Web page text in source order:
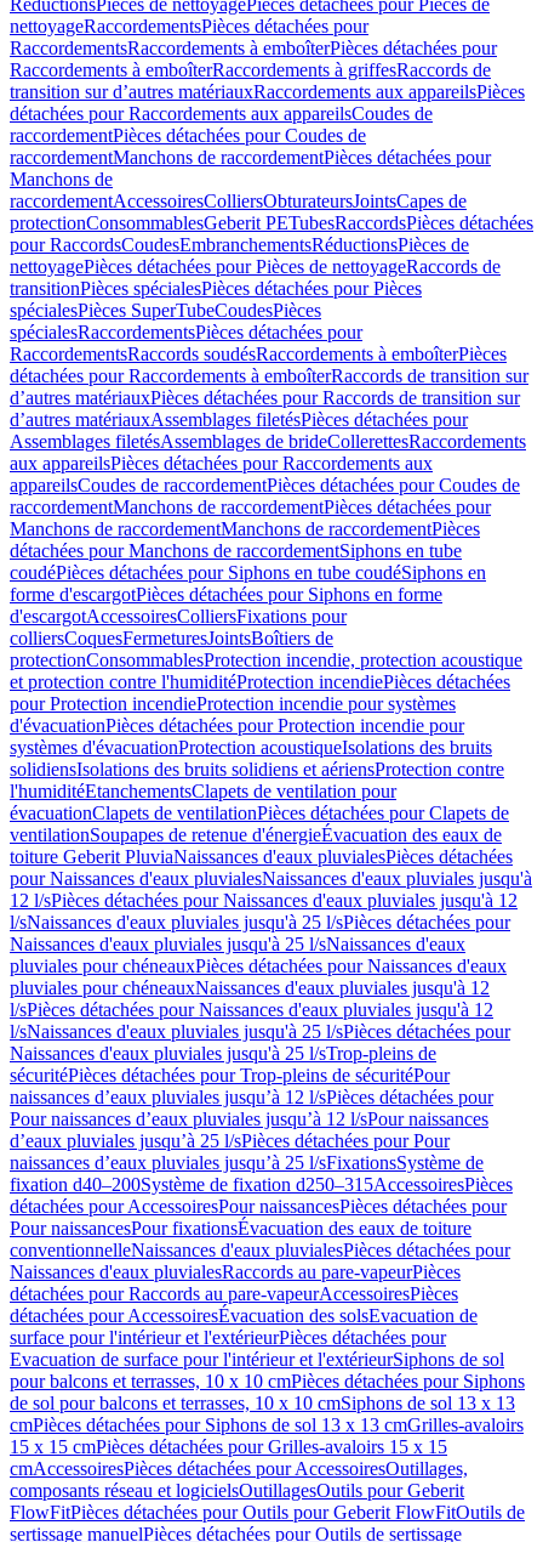
RéductionsPièces de nettoyagePièces détachées pour Pièces de
nettoyageRaccordementsPièces détachées pour
RaccordementsRaccordements à emboîterPièces détachées pour
Raccordements à emboîterRaccordements à griffesRaccords de
transition sur d’autres matériauxRaccordements aux appareilsPièces
détachées pour Raccordements aux appareilsCoudes de
raccordementPièces détachées pour Coudes de
raccordementManchons de raccordementPièces détachées pour
Manchons de
raccordementAccessoiresColliersObturateursJointsCapes de
protectionConsommablesGeberit PETubesRaccordsPièces détachées
pour RaccordsCoudesEmbranchementsRéductionsPièces de
nettoyagePièces détachées pour Pièces de nettoyageRaccords de
transitionPièces spécialesPièces détachées pour Pièces
spécialesPièces SuperTubeCoudesPièces
spécialesRaccordementsPièces détachées pour
RaccordementsRaccords soudésRaccordements à emboîterPièces
détachées pour Raccordements à emboîterRaccords de transition sur
d’autres matériauxPièces détachées pour Raccords de transition sur
d’autres matériauxAssemblages filetésPièces détachées pour
Assemblages filetésAssemblages de brideCollerettesRaccordements
aux appareilsPièces détachées pour Raccordements aux
appareilsCoudes de raccordementPièces détachées pour Coudes de
raccordementManchons de raccordementPièces détachées pour
Manchons de raccordementManchons de raccordementPièces
détachées pour Manchons de raccordementSiphons en tube
coudéPièces détachées pour Siphons en tube coudéSiphons en
forme d'escargotPièces détachées pour Siphons en forme
d'escargotAccessoiresColliersFixations pour
colliersCoquesFermeturesJointsBoîtiers de
protectionConsommablesProtection incendie, protection acoustique
et protection contre l'humiditéProtection incendiePièces détachées
pour Protection incendieProtection incendie pour systèmes
d'évacuationPièces détachées pour Protection incendie pour
systèmes d'évacuationProtection acoustiqueIsolations des bruits
solidiensIsolations des bruits solidiens et aériensProtection contre
l'humiditéEtanchementsClapets de ventilation pour
évacuationClapets de ventilationPièces détachées pour Clapets de
ventilationSoupapes de retenue d'énergieÉvacuation des eaux de
toiture Geberit PluviaNaissances d'eaux pluvialesPièces détachées
pour Naissances d'eaux pluvialesNaissances d'eaux pluviales jusqu'à
12 l/sPièces détachées pour Naissances d'eaux pluviales jusqu'à 12
l/sNaissances d'eaux pluviales jusqu'à 25 l/sPièces détachées pour
Naissances d'eaux pluviales jusqu'à 25 l/sNaissances d'eaux
pluviales pour chéneauxPièces détachées pour Naissances d'eaux
pluviales pour chéneauxNaissances d'eaux pluviales jusqu'à 12
l/sPièces détachées pour Naissances d'eaux pluviales jusqu'à 12
l/sNaissances d'eaux pluviales jusqu'à 25 l/sPièces détachées pour
Naissances d'eaux pluviales jusqu'à 25 l/sTrop-pleins de
sécuritéPièces détachées pour Trop-pleins de sécuritéPour
naissances d’eaux pluviales jusqu’à 12 l/sPièces détachées pour
Pour naissances d’eaux pluviales jusqu’à 12 l/sPour naissances
d’eaux pluviales jusqu’à 25 l/sPièces détachées pour Pour
naissances d’eaux pluviales jusqu’à 25 l/sFixationsSystème de
fixation d40–200Système de fixation d250–315AccessoiresPièces
détachées pour AccessoiresPour naissancesPièces détachées pour
Pour naissancesPour fixationsÉvacuation des eaux de toiture
conventionnelleNaissances d'eaux pluvialesPièces détachées pour
Naissances d'eaux pluvialesRaccords au pare-vapeurPièces
détachées pour Raccords au pare-vapeurAccessoiresPièces
détachées pour AccessoiresÉvacuation des solsEvacuation de
surface pour l'intérieur et l'extérieurPièces détachées pour
Evacuation de surface pour l'intérieur et l'extérieurSiphons de sol
pour balcons et terrasses, 10 x 10 cmPièces détachées pour Siphons
de sol pour balcons et terrasses, 10 x 10 cmSiphons de sol 13 x 13
cmPièces détachées pour Siphons de sol 13 x 13 cmGrilles-avaloirs
15 x 15 cmPièces détachées pour Grilles-avaloirs 15 x 15
cmAccessoiresPièces détachées pour AccessoiresOutillages,
composants réseau et logicielsOutillagesOutils pour Geberit
FlowFitPièces détachées pour Outils pour Geberit FlowFitOutils de
sertissage manuelPièces détachées pour Outils de sertissage